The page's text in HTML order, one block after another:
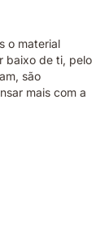
o material
baixo de ti, pelo
são
mais com a